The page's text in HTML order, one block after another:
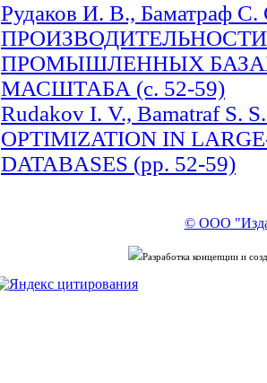
Рудаков И. В.,
ПРОМЫШЛЕННЫХ
МАСШТАБА (с. 52-59)
Rudakov I. V., Bamatraf S.
OPTIMIZATION IN
DATABASES (pp. 52-59)
© ООО
Разработка концепции и